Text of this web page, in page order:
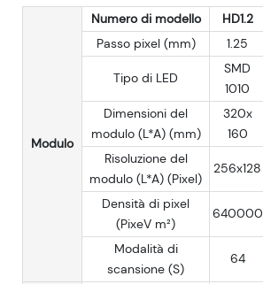
Modulo
Numero di modello HD1.2
Passo pixel (mm)
1.25
Tipo di LED
SMD
1010
Dimensioni del
modulo (L*A) (mm)
320x
160
Risoluzione del
modulo (L*A) (Pixel)
256x128
Densità di pixel
(PixeV m²)
640000
Modalità di
scansione (S)
64